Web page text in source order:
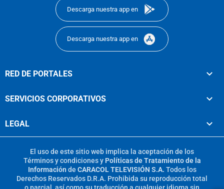
Descarga nuestra app en
Descarga nuestra app en
RED DE PORTALES
SERVICIOS CORPORATIVOS
LEGAL
El uso de este sitio web implica la aceptación de los
Términos y condicionesy Políticas de Tratamiento de la
Información de CARACOL TELEVISIÓN S.A. Todos los
Derechos Reservados D.R.A. Prohibida su reproducción total
o parcial, así como su traducción a cualquier idioma sin